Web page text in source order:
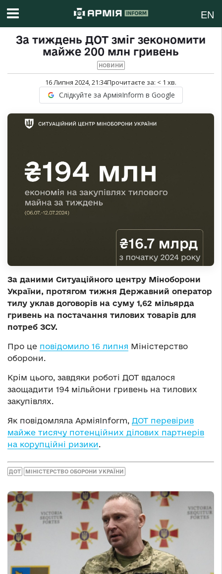
EN
За тиждень ДОТ зміг зекономити
майже 200 млн гривень
НОВИНИ
16 Липня 2024, 21:34Прочитаєте за: < 1 хв.
Слідкуйте за АрміяInform в Google
За даними Ситуаційного центру Міноборони
України, протягом тижня Державний оператор
тилу уклав договорів на суму 1,62 мільярда
гривень на постачання тилових товарів для
потреб ЗСУ.
Про це повідомило 16 липня Міністерство
оборони.
Крім цього, завдяки роботі ДОТ вдалося
заощадити 194 мільйони гривень на тилових
закупівлях.
Як повідомляла АрміяInform, ДОТ перевірив
майже тисячу потенційних ділових партнерів
на корупційні ризики.
ДОТ МІНІСТЕРСТВО ОБОРОНИ УКРАЇНИ